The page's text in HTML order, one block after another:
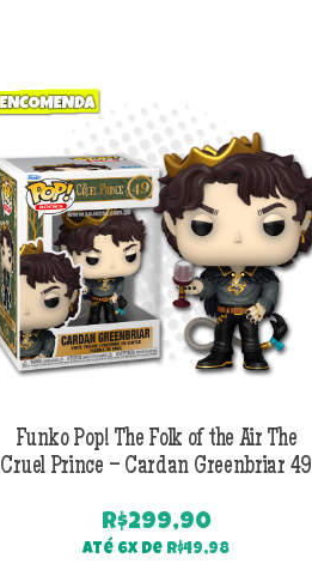
Funko Pop! The Folk of the Air The
Cruel Prince – Cardan Greenbriar 49
R$299,90
Até 6x de R$49,98